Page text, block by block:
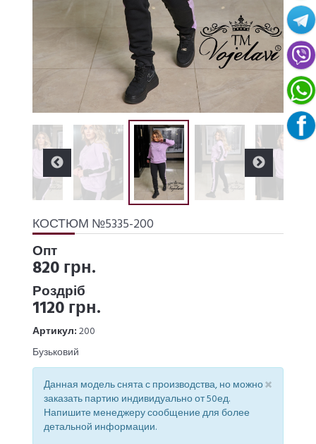
КОСТЮМ №5335-200
Опт
820 грн.
Роздріб
1120 грн.
Артикул:200
Бузьковий
×
Данная модель снята с производства, но можно
заказать партию индивидуально от 50ед.
Напишите менеджеру сообщение для более
детальной информации.